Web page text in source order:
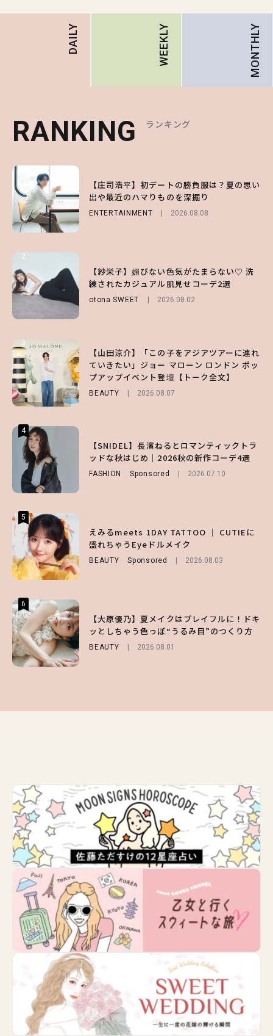
DAILY WEEKLY MONTHLY
RANKING ランキング
【庄司浩平】初デートの勝負服は？夏の思い
出や最近のハマりものを深掘り
ENTERTAINMENT 2026.08.08
2
【紗栄子】媚びない色気がたまらない♡ 洗
練されたカジュアル肌見せコーデ2選
otona SWEET 2026.08.02
3
【山田涼介】「この子をアジアツアーに連れ
ていきたい」ジョー マローン ロンドン ポッ
プアップイベント登壇【トーク全文】
BEAUTY 2026.08.07
4
【SNIDEL】長濱ねるとロマンティックトラ
ッドな秋はじめ｜2026秋の新作コーデ4選
FASHION Sponsored 2026.07.10
5
えみるmeets 1DAY TATTOO ｜ CUTIEに
盛れちゃうEyeドルメイク
BEAUTY Sponsored 2026.08.03
6
【大原優乃】夏メイクはプレイフルに！ドキ
ッとしちゃう色っぽ“うるみ目”のつくり方
BEAUTY 2026.08.01
RANKING ランキング
【大原優乃】夏メイクはプレイフルに！ドキ
ッとしちゃう色っぽ“うるみ目”のつくり方
BEAUTY 2026.08.01
2
【森香澄】理想のスタイルはどう作る？体型
キープの秘訣や夏の過ごし方など独占インタ
ビュー！
ENTERTAINMENT
3
【ハローキティ】がスシローと初コラボ♡
第1弾の気になるメニュー＆限定グッズを総
チェック！
LIFESTYLE 2026.07.31
4
【ALD1】グループの魅力＆素顔に迫る♡ 一
問一答をお届け！【sweet web独占】
ENTERTAINMENT 2026.08.03
5
【SNIDEL】長濱ねるとロマンティックトラ
ッドな秋はじめ｜2026秋の新作コーデ4選
FASHION Sponsored 2026.07.10
6
【スタバ】約160通りのカスタマイズができ
る⁉ 39店舗限定『My フルーツ³ フラペチー
ノ®』を徹底レポ♡
RANKING ランキング
【SNIDEL】長濱ねるとロマンティックトラ
ッドな秋はじめ｜2026秋の新作コーデ4選
FASHION Sponsored 2026.07.10
2
【付録】総柄ハローキティが可愛すぎ♡ 紀
ノ国屋コラボの“優秀保冷バッグ”は夏の強
い味方！【オトナミューズ9月号増刊】
2026.07.12
3
【谷まりあ】夏は“シアースカート”でさり
げなく肌見せ！透け感のニュアンスを楽しめ
るマストハブアイテム4選
FASHION 2026.07.19
4
第1弾の気になるメニュー＆限定グッズを総
チェック！
2026.07.31
5
【夏ヘアのくずれ・うねりに】ヘアメイク夢
月直伝♡ ドライシャンプー「バティスト」
を使ったプロ級スタイリング3選
Sponsored
6
【GU】夏の“主役級”アイテム決定！ヘルシ
ー＆可愛すぎる「大人の肌見せ」トップス3
選